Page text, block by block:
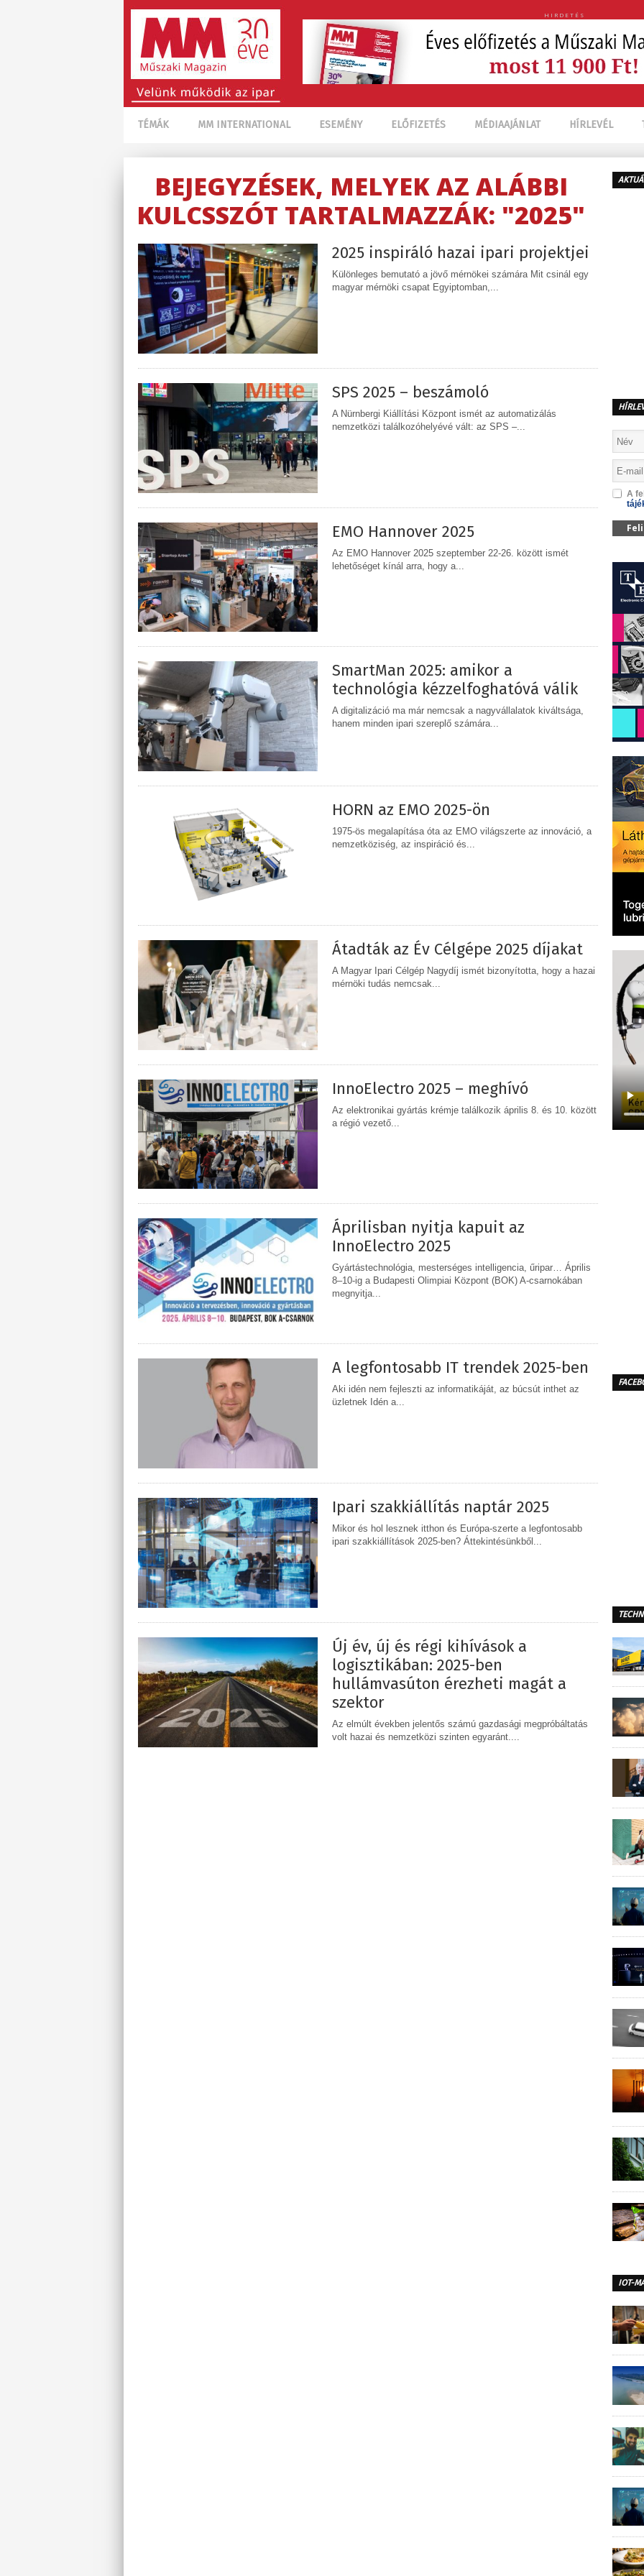
HIRDETÉS
TÉMÁK MM INTERNATIONAL ESEMÉNY ELŐFIZETÉS MÉDIAAJÁNLAT HÍRLEVÉL
BEJEGYZÉSEK, MELYEK AZ ALÁBBI
KULCSSZÓT TARTALMAZZÁK: "2025"
2025 inspiráló hazai ipari projektjei
Különleges bemutató a jövő mérnökei számára Mit csinál egy
magyar mérnöki csapat Egyiptomban,...
SPS 2025 – beszámoló
A Nürnbergi Kiállítási Központ ismét az automatizálás
nemzetközi találkozóhelyévé vált: az SPS –...
EMO Hannover 2025
Az EMO Hannover 2025 szeptember 22-26. között ismét
lehetőséget kínál arra, hogy a...
SmartMan 2025: amikor a
technológia kézzelfoghatóvá válik
A digitalizáció ma már nemcsak a nagyvállalatok kiváltsága,
hanem minden ipari szereplő számára...
HORN az EMO 2025-ön
1975-ös megalapítása óta az EMO világszerte az innováció, a
nemzetköziség, az inspiráció és...
Átadták az Év Célgépe 2025 díjakat
A Magyar Ipari Célgép Nagydíj ismét bizonyította, hogy a hazai
mérnöki tudás nemcsak...
InnoElectro 2025 – meghívó
Az elektronikai gyártás krémje találkozik április 8. és 10. között
a régió vezető...
Áprilisban nyitja kapuit az
InnoElectro 2025
Gyártástechnológia, mesterséges intelligencia, űripar… Április
8–10-ig a Budapesti Olimpiai Központ (BOK) A-csarnokában
megnyitja...
A legfontosabb IT trendek 2025-ben
Aki idén nem fejleszti az informatikáját, az búcsút inthet az
üzletnek Idén a...
Ipari szakkiállítás naptár 2025
Mikor és hol lesznek itthon és Európa-szerte a legfontosabb
ipari szakkiállítások 2025-ben? Áttekintésünkből...
Új év, új és régi kihívások a
logisztikában: 2025-ben
hullámvasúton érezheti magát a
szektor
Az elmúlt években jelentős számú gazdasági megpróbáltatás
volt hazai és nemzetközi szinten egyaránt....
A
IOT-